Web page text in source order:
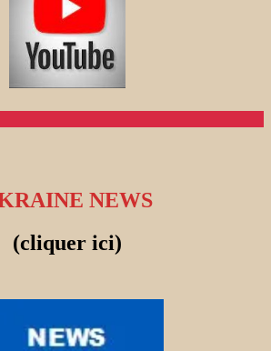
NEWS
(cliquer ici)